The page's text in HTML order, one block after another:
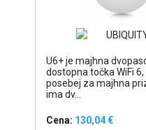
U6+ je majhna
dostopna točka WiFi
posebej za majhna
ima dv...
Cena: 130,04 €